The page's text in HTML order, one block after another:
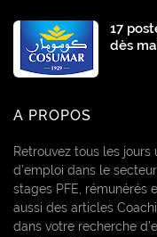
17
dès
A PROPOS
Retrouvez tous les
d’emploi dans le
stages PFE, rémunérés
aussi des articles
dans votre recherche